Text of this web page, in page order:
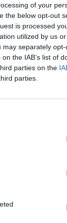
of your
the below opt-out
is processed
utilized by us
may separately
the IAB’s list of
parties on the
parties.
Mappa
in posizione
e
nello splendido
sport,
7.19 km da Reggio